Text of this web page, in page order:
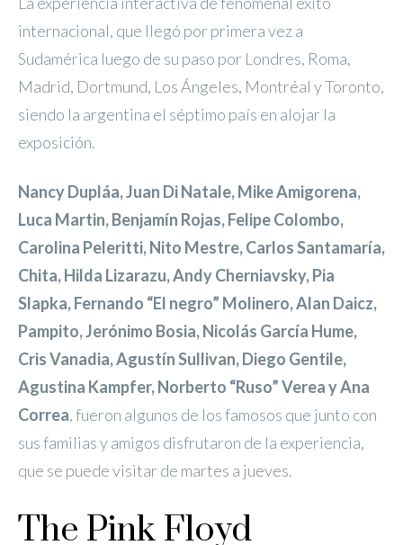
internacional, que llegó por primera vez a
Sudamérica luego de su paso por Londres, Roma,
Madrid, Dortmund, Los Ángeles, Montréal y Toronto,
siendo la argentina el séptimo país en alojar la
exposición.
Nancy Dupláa, Juan Di Natale, Mike Amigorena,
Luca Martin, Benjamín Rojas, Felipe Colombo,
Carolina Peleritti, Nito Mestre, Carlos Santamaría,
Chita, Hilda Lizarazu, Andy Cherniavsky, Pia
Slapka, Fernando “El negro” Molinero, Alan Daicz,
Pampito, Jerónimo Bosia, Nicolás García Hume,
Cris Vanadia, Agustín Sullivan, Diego Gentile,
Agustina Kampfer, Norberto “Ruso” Verea y Ana
Correa, fueron algunos de los famosos que junto con
sus familias y amigos disfrutaron de la experiencia,
que se puede visitar de martes a jueves.
The Pink Floyd